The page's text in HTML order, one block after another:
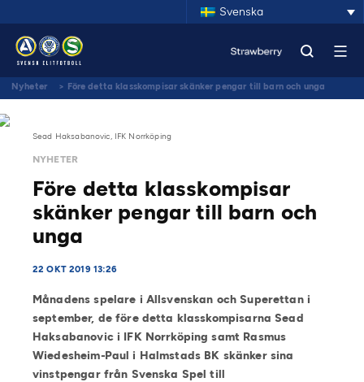
Svenska
Nyheter > Före detta klasskompisar skänker pengar till barn och unga
Sead Haksabanovic, IFK Norrköping
NYHETER
Före detta klasskompisar
skänker pengar till barn och
unga
22 OKT 2019 13:26
Månadens spelare i Allsvenskan och Superettan i
september, de före detta klasskompisarna Sead
Haksabanovic i IFK Norrköping samt Rasmus
Wiedesheim-Paul i Halmstads BK skänker sina
vinstpengar från Svenska Spel till